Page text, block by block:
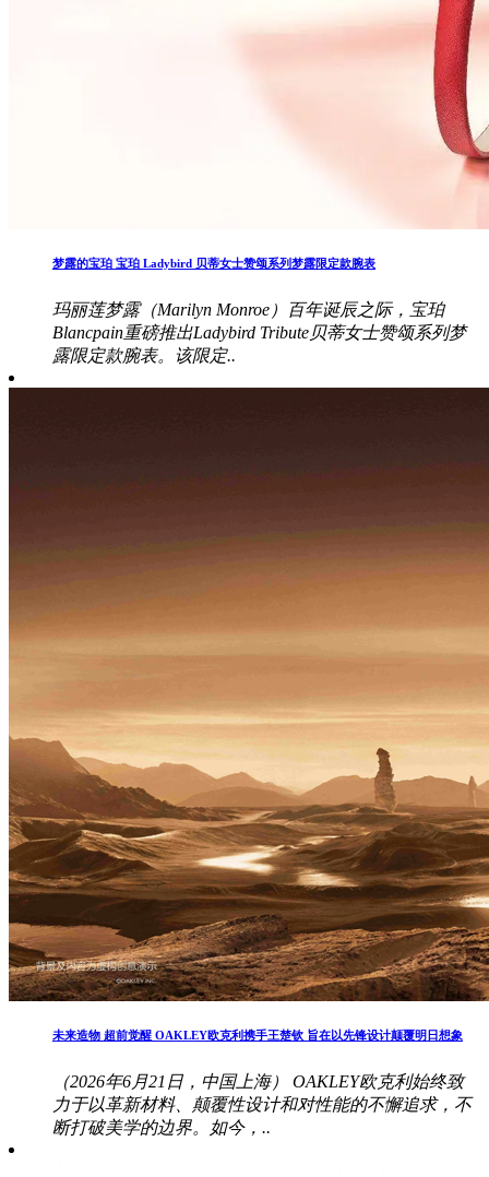
梦露的宝珀 宝珀 Ladybird 贝蒂女士赞颂系列梦露限定款腕表
玛丽莲梦露（Marilyn Monroe）百年诞辰之际，宝珀
Blancpain重磅推出Ladybird Tribute贝蒂女士赞颂系列梦
露限定款腕表。该限定..
未来造物 超前觉醒 OAKLEY欧克利携手王楚钦 旨在以先锋设计颠覆明日想象
（2026年6月21日，中国上海） OAKLEY欧克利始终致
力于以革新材料、颠覆性设计和对性能的不懈追求，不
断打破美学的边界。如今，..